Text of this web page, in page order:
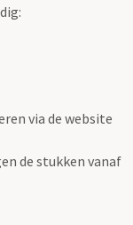
via de website
de stukken vanaf